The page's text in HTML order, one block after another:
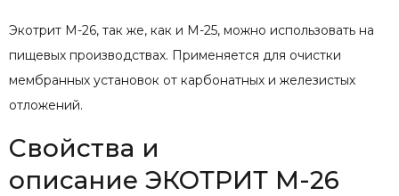
Экотрит М-26, так же, как и М-25, можно использовать на
пищевых производствах. Применяется для очистки
мембранных установок от карбонатных и железистых
отложений.
Свойства и
описание ЭКОТРИТ М-26